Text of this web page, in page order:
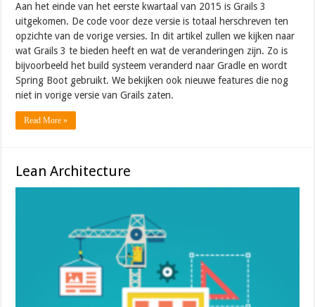
Aan het einde van het eerste kwartaal van 2015 is Grails 3
uitgekomen. De code voor deze versie is totaal herschreven ten
opzichte van de vorige versies. In dit artikel zullen we kijken naar
wat Grails 3 te bieden heeft en wat de veranderingen zijn. Zo is
bijvoorbeeld het build systeem veranderd naar Gradle en wordt
Spring Boot gebruikt. We bekijken ook nieuwe features die nog
niet in vorige versie van Grails zaten.
Read More »
Lean Architecture